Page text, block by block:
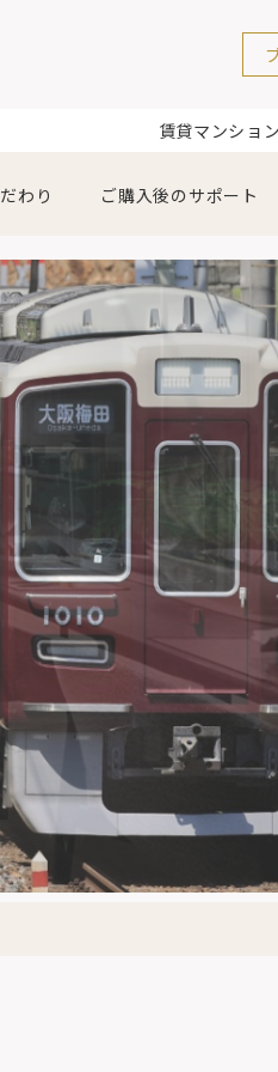
賃貸マンション
わり ご購入後のサポート